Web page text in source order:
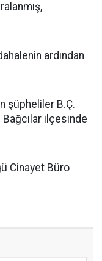
ardından
şüpheliler B.Ç.
Bağcılar ilçesinde
Cinayet Büro